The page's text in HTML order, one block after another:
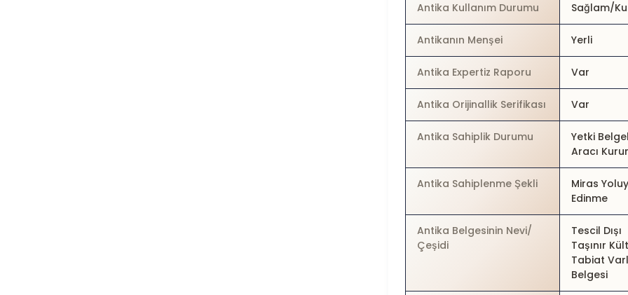
Antika Kullanım Durumu Sağlam/
Antikanın Menşei Yerli
Antika Expertiz Raporu Var
Antika Orijinallik Serifikası Var
Antika Sahiplik Durumu
Yetki
Aracı
Antika Sahiplenme Şekli
Miras
Edinme
Antika Belgesinin Nevi/
Çeşidi
Tescil Dışı
Taşınır
Tabiat
Belgesi